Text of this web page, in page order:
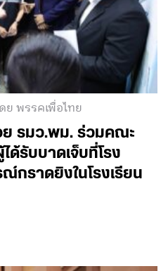
ย พรรคเพื่อไทย
ย รมว.พม. ร่วมคณะ
ด้รับบาดเจ็บที่โรง
กราดยิงในโรงเรียน